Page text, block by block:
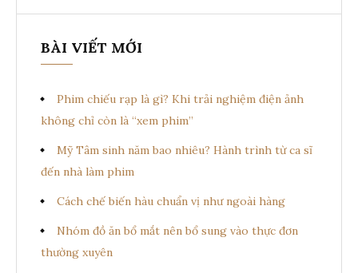
BÀI VIẾT MỚI
Phim chiếu rạp là gì? Khi trải nghiệm điện ảnh
không chỉ còn là “xem phim”
Mỹ Tâm sinh năm bao nhiêu? Hành trình từ ca sĩ
đến nhà làm phim
Cách chế biến hàu chuẩn vị như ngoài hàng
Nhóm đồ ăn bổ mắt nên bổ sung vào thực đơn
thường xuyên